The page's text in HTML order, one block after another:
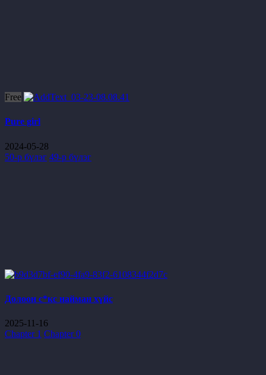
Free
Pure girl
2024-05-28
50-р бүлэг 49-р бүлэг
Долоон с*кс найман хүйс
2025-11-16
Chapter 1 Chapter 0